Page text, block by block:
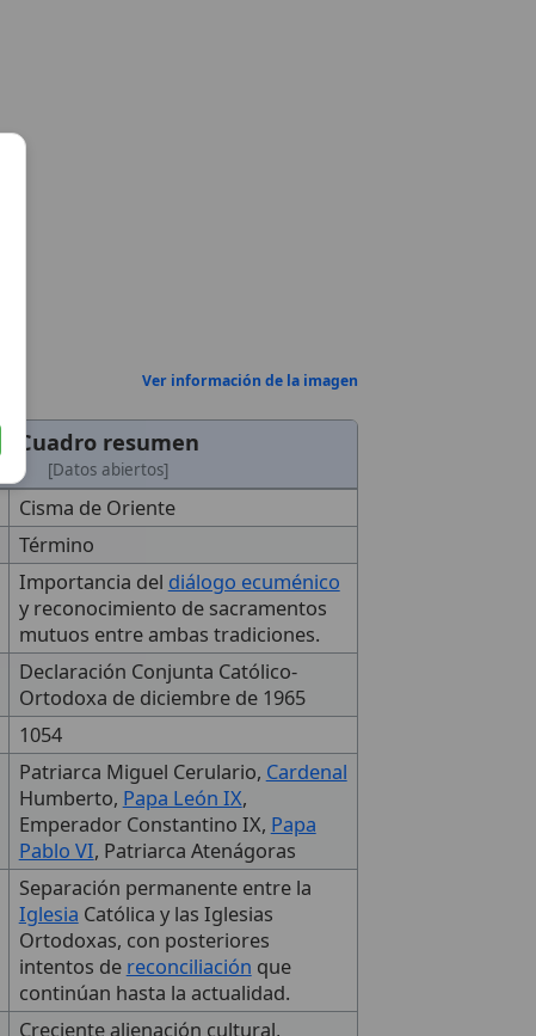
Ver información de la imagen
Cuadro resumen
[Datos abiertos]
Cisma de Oriente
Término
Importancia del diálogo ecuménico
y reconocimiento de sacramentos
mutuos entre ambas tradiciones.
Declaración Conjunta Católico-
Ortodoxa de diciembre de 1965
1054
Patriarca Miguel Cerulario, Cardenal
Humberto, Papa León IX,
Emperador Constantino IX, Papa
Pablo VI, Patriarca Atenágoras
Separación permanente entre la
Iglesia Católica y las Iglesias
Ortodoxas, con posteriores
intentos de reconciliación que
continúan hasta la actualidad.
Creciente alienación cultural,